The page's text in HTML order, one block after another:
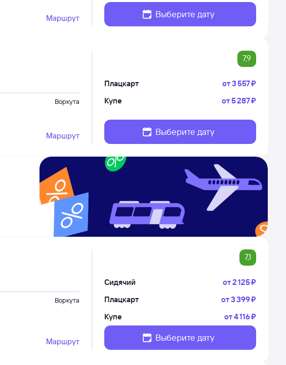
Маршрут Выберите дату
7,9
Воркута
Маршрут
Плацкарт от3 ⁠557 ⁠₽
Купе
от5 ⁠287 ⁠₽
Выберите дату
7,1
Воркута
Маршрут
Сидячий от2 ⁠125 ⁠₽
Плацкарт
от3 ⁠399 ⁠₽
Купе
от4 ⁠116 ⁠₽
Выберите дату